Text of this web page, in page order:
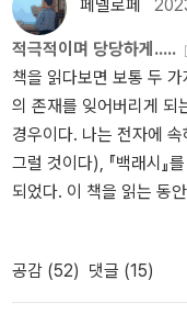
“남성들은 존중, 혜택, 기
식한다”고 밝혔다. -
둘러싼 투쟁을 도덕적이
가?)으로 규정하곤 했다
는 중요한 문제였다. 하
유를 둘러싼 전투에서 보
나 과학보다는 울화를 자
어나지 못한 아기들을 위
에서 심각한 경제적, 사
그리고 이들은 이런 변화
미도, 감동도, 영어표현
교육에 의지하지 맙시다.
은 애서가들에게 더욱
원영 변호사의 재치있고
나게 잘 쓰고, 전하는 메
리뷰도 죄다 못 썼다는
다. 독서괭의 내 맘대로
로 어워드. 올해의 뿌듯
청) 진짜 엄청 뿌듯합니
요. 이제 빨리 책장의 구
전한 진실은 아니었던 것
언론의 탈진실이 어떤 방
했다. <까판의 문법>도
을 듯. 철학 (굳이 분야를
과는 달리 어렵고 친숙하
좋은 것으로 여겨지는 '
리가 행복을 추구하면서
지는 않았지만 여운이
미니즘이 태동하고 가장
페넬로페
적극적이며 당당하게.....
책을 읽다보면 보통 두
의 존재를 잊어버리게 되
경우이다. 나는 전자에
그럴 것이다), 『백래시』
되었다. 이 책을 읽는 동
거대 담론이나 무슨 주
초점이 맞춰지는 것이 훨
사실을 우리에게 알리기
공감 (52) 댓글 (15)